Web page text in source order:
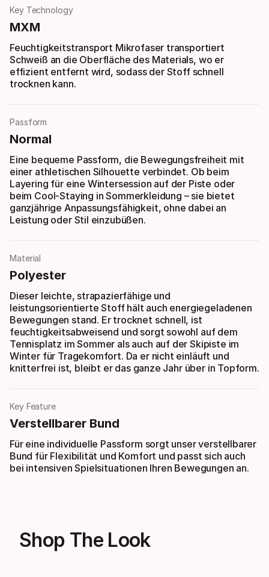
Key Technology
MXM
Feuchtigkeitstransport Mikrofaser transportiert
Schweiß an die Oberfläche des Materials, wo er
effizient entfernt wird, sodass der Stoff schnell
trocknen kann.
Passform
Normal
Eine bequeme Passform, die Bewegungsfreiheit mit
einer athletischen Silhouette verbindet. Ob beim
Layering für eine Wintersession auf der Piste oder
beim Cool-Staying in Sommerkleidung – sie bietet
ganzjährige Anpassungsfähigkeit, ohne dabei an
Leistung oder Stil einzubüßen.
Material
Polyester
Dieser leichte, strapazierfähige und
leistungsorientierte Stoff hält auch energiegeladenen
Bewegungen stand. Er trocknet schnell, ist
feuchtigkeitsabweisend und sorgt sowohl auf dem
Tennisplatz im Sommer als auch auf der Skipiste im
Winter für Tragekomfort. Da er nicht einläuft und
knitterfrei ist, bleibt er das ganze Jahr über in Topform.
Key Feature
Verstellbarer Bund
Für eine individuelle Passform sorgt unser verstellbarer
Bund für Flexibilität und Komfort und passt sich auch
bei intensiven Spielsituationen Ihren Bewegungen an.
Shop The Look